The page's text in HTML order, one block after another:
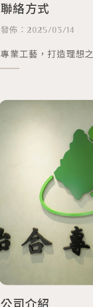
聯絡方式
發佈：2025/03/14
專業工藝，打造理想